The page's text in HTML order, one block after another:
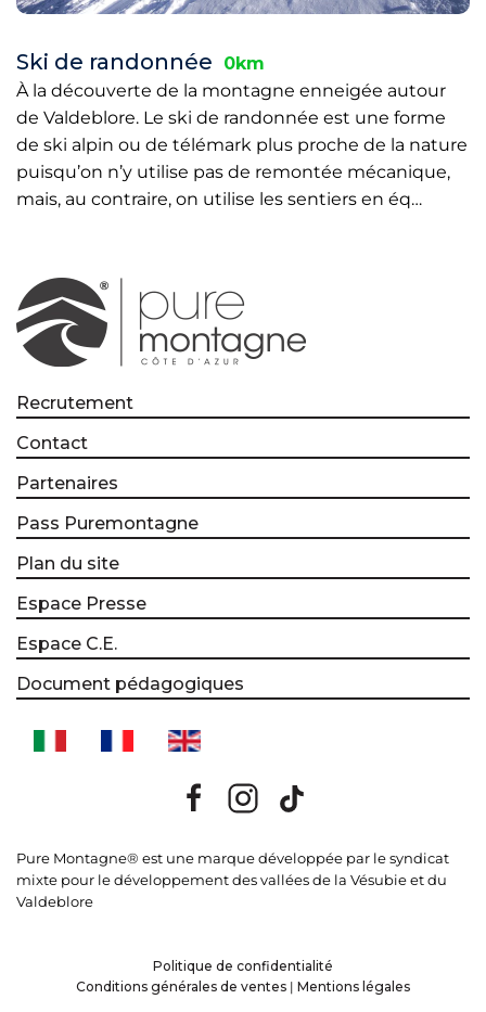
Ski de randonnée
0km
À la découverte de la montagne enneigée autour
de Valdeblore. Le ski de randonnée est une forme
de ski alpin ou de télémark plus proche de la nature
puisqu’on n’y utilise pas de remontée mécanique,
mais, au contraire, on utilise les sentiers en éq…
Recrutement
Contact
Partenaires
Pass Puremontagne
Plan du site
Espace Presse
Espace C.E.
Document pédagogiques
Pure Montagne® est une marque développée par le syndicat
mixte pour le développement des vallées de la Vésubie et du
Valdeblore
Politique de confidentialité
Conditions générales de ventes | Mentions légales